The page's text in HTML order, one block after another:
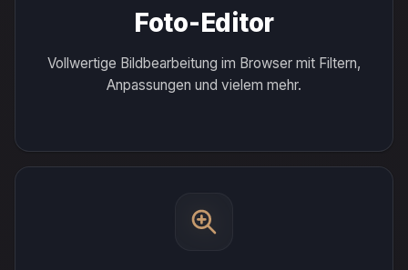
Foto-Editor
Vollwertige Bildbearbeitung im Browser mit Filtern,
Anpassungen und vielem mehr.